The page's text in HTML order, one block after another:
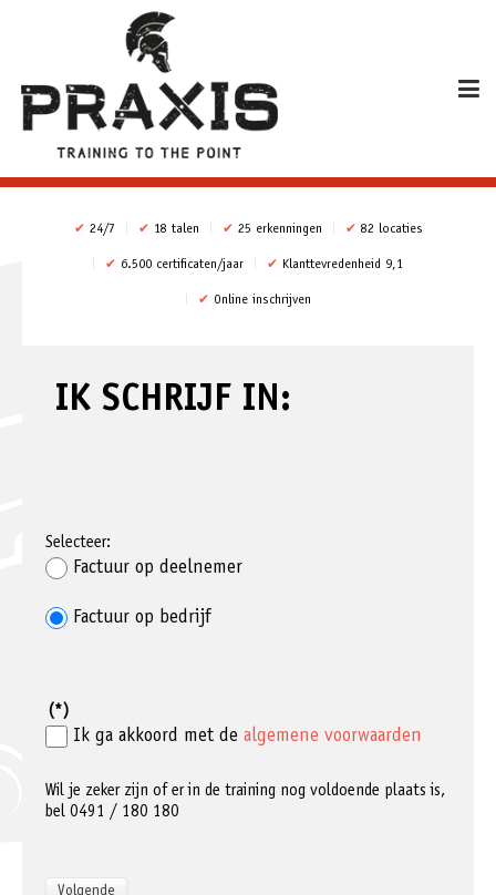
✔ 24/7 ✔ 18 talen ✔ 25 erkenningen ✔ 82 locaties
✔ 6.500 certificaten/jaar ✔ Klanttevredenheid 9,1
✔ Online inschrijven
IK SCHRIJF IN:
Selecteer:
Factuur op deelnemer
Factuur op bedrijf
(*)
Ik ga akkoord met de algemene voorwaarden
Wil je zeker zijn of er in de training nog voldoende plaats is,
bel 0491 / 180 180